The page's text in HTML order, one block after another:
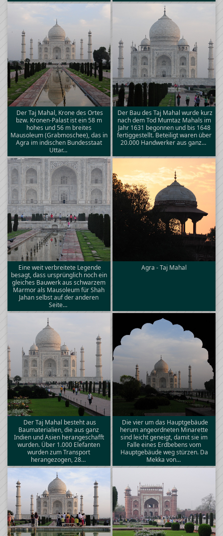
Der Taj Mahal, Krone des Ortes
bzw. Kronen-Palast ist ein 58 m
hohes und 56 m breites
Mausoleum (Grabmoschee), das in
Agra im indischen Bundesstaat
Uttar…
Der Bau des Taj Mahal wurde kurz
nach dem Tod Mumtaz Mahals im
Jahr 1631 begonnen und bis 1648
fertiggestellt. Beteiligt waren über
20.000 Handwerker aus ganz…
Eine weit verbreitete Legende
besagt, dass ursprünglich noch ein
gleiches Bauwerk aus schwarzem
Marmor als Mausoleum für Shah
Jahan selbst auf der anderen
Seite…
Agra - Taj Mahal
Der Taj Mahal besteht aus
Baumaterialien, die aus ganz
Indien und Asien herangeschafft
wurden. Über 1.000 Elefanten
wurden zum Transport
herangezogen, 28…
Die vier um das Hauptgebäude
herum angeordneten Minarette
sind leicht geneigt, damit sie im
Falle eines Erdbebens vom
Hauptgebäude weg stürzen. Da
Mekka von…